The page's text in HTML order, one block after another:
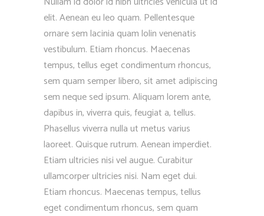
elit. Aenean eu leo quam. Pellentesque
ornare sem lacinia quam lolin venenatis
vestibulum. Etiam rhoncus. Maecenas
tempus, tellus eget condimentum rhoncus,
sem quam semper libero, sit amet adipiscing
sem neque sed ipsum. Aliquam lorem ante,
dapibus in, viverra quis, feugiat a, tellus.
Phasellus viverra nulla ut metus varius
laoreet. Quisque rutrum. Aenean imperdiet.
Etiam ultricies nisi vel augue. Curabitur
ullamcorper ultricies nisi. Nam eget dui.
Etiam rhoncus. Maecenas tempus, tellus
eget condimentum rhoncus, sem quam